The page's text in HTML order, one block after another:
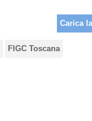
Carica
FIGC Toscana